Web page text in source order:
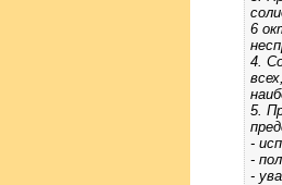
6
4.
5.
-
-
-